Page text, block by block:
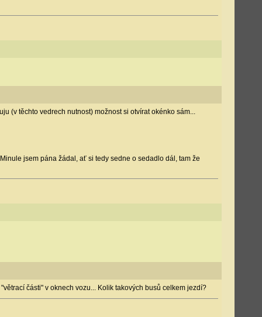
(v těchto vedrech nutnost) možnost si otvírat okénko sám...
jsem pána žádal, ať si tedy sedne o sedadlo dál, tam že
části" v oknech vozu... Kolik takových busů celkem jezdí?